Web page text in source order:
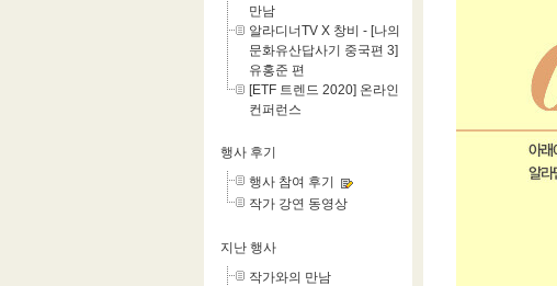
만남
알라디너TV X 창비 - [나의
문화유산답사기 중국편 3]
유홍준 편
[ETF 트렌드 2020] 온라인
컨퍼런스
행사 후기
행사 참여 후기
작가 강연 동영상
지난 행사
작가와의 만남